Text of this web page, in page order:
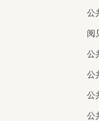
公
阅
公
公
公
公